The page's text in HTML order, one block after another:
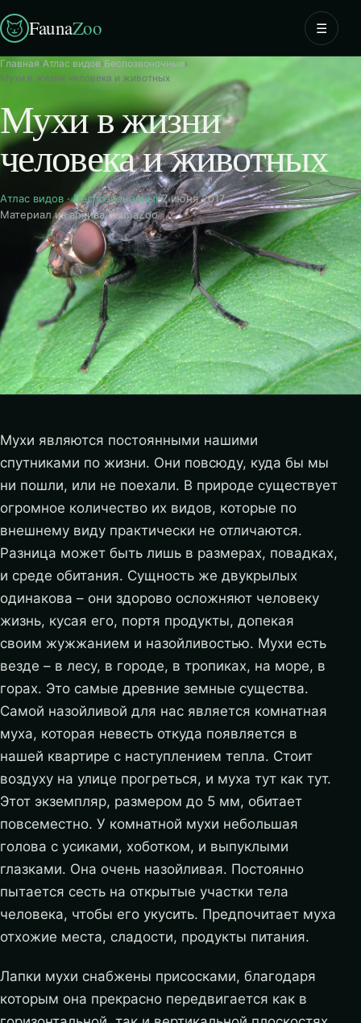
FaunaZoo ☰
Главная›Атлас видов›Беспозвоночные›
Мухи в жизни человека и животных
Мухи в жизни
человека и животных
Атлас видов ·Беспозвоночные7 июня 2017
Материал из архива FaunaZoo
Мухи являются постоянными нашими
спутниками по жизни. Они повсюду, куда бы мы
ни пошли, или не поехали. В природе существует
огромное количество их видов, которые по
внешнему виду практически не отличаются.
Разница может быть лишь в размерах, повадках,
и среде обитания. Сущность же двукрылых
одинакова – они здорово осложняют человеку
жизнь, кусая его, портя продукты, допекая
своим жужжанием и назойливостью. Мухи есть
везде – в лесу, в городе, в тропиках, на море, в
горах. Это самые древние земные существа.
Самой назойливой для нас является комнатная
муха, которая невесть откуда появляется в
нашей квартире с наступлением тепла. Стоит
воздуху на улице прогреться, и муха тут как тут.
Этот экземпляр, размером до 5 мм, обитает
повсеместно. У комнатной мухи небольшая
голова с усиками, хоботком, и выпуклыми
глазками. Она очень назойливая. Постоянно
пытается сесть на открытые участки тела
человека, чтобы его укусить. Предпочитает муха
отхожие места, сладости, продукты питания.
Лапки мухи снабжены присосками, благодаря
которым она прекрасно передвигается как в